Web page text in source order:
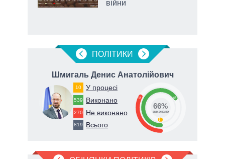
війни
ПОЛIТИКИ
Шмигаль Денис Анатолійович
10 У процесі
539 Виконано
270 Не виконано
819 Всього
33 66
1
66%
виконано